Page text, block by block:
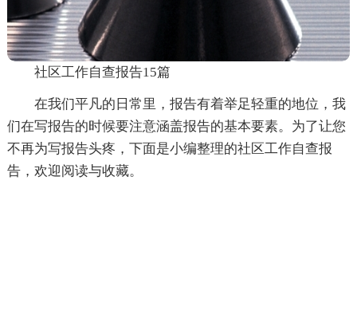
社区工作自查报告15篇
在我们平凡的日常里，报告有着举足轻重的地位，我
们在写报告的时候要注意涵盖报告的基本要素。为了让您
不再为写报告头疼，下面是小编整理的社区工作自查报
告，欢迎阅读与收藏。